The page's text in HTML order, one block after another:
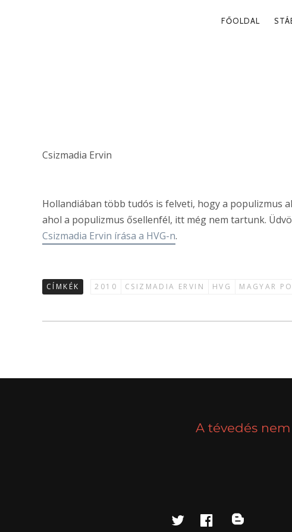
PRIMARY
FŐOLDAL
Csizmadia Ervin
Hollandiában több tudós is felveti, hogy a populizmus
ahol a populizmus ősellenfél, itt még nem tartunk.
Csizmadia Ervin írása a HVG-n.
CÍMKÉK 2010 CSIZMADIA ERVIN HVG MAGYAR
A tévedés
twitterfacebook
blog